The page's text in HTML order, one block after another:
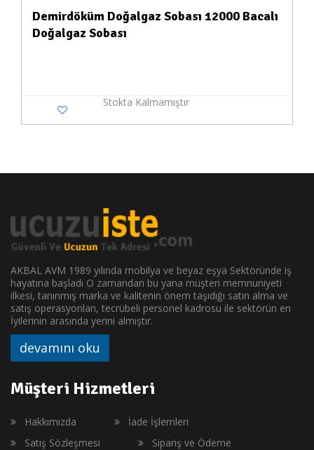
Demirdöküm Doğalgaz Sobası 12000 Bacalı
Doğalgaz Sobası
Stokta Kalmamıştır
AKBAL AVM 1989 yılında mobilya ve beyaz eşya Sektöründe iş
hayatına başladı O zamandan bu yana müşteri memnuniyeti
ilkesi, tanınmış marka ve kalitenin önem taşıdığı satın alma ve
satış operasyonları, tecrübeli personel kadrosu ile sektörün en
İyilerinin arasında yerini almıştır.
devamını oku
Müşteri Hizmetleri
Hakkımızda
İade İşlemleri
Satış Sözleşmesi
Sipariş ve Ödeme